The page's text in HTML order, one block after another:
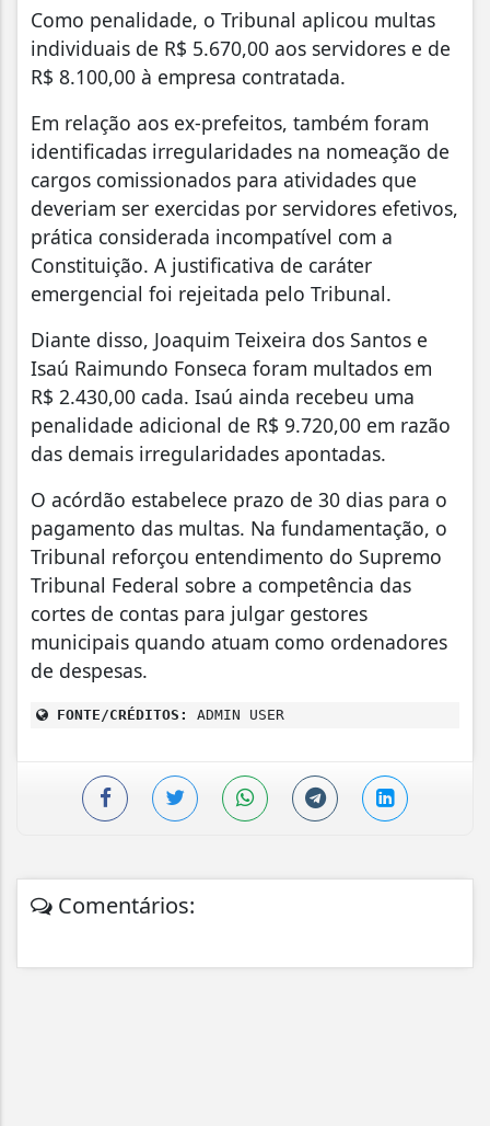
Como penalidade, o Tribunal aplicou multas
individuais de R$ 5.670,00 aos servidores e de
R$ 8.100,00 à empresa contratada.
Em relação aos ex-prefeitos, também foram
identificadas irregularidades na nomeação de
cargos comissionados para atividades que
deveriam ser exercidas por servidores efetivos,
prática considerada incompatível com a
Constituição. A justificativa de caráter
emergencial foi rejeitada pelo Tribunal.
Diante disso, Joaquim Teixeira dos Santos e
Isaú Raimundo Fonseca foram multados em
R$ 2.430,00 cada. Isaú ainda recebeu uma
penalidade adicional de R$ 9.720,00 em razão
das demais irregularidades apontadas.
O acórdão estabelece prazo de 30 dias para o
pagamento das multas. Na fundamentação, o
Tribunal reforçou entendimento do Supremo
Tribunal Federal sobre a competência das
cortes de contas para julgar gestores
municipais quando atuam como ordenadores
de despesas.
FONTE/CRÉDITOS: ADMIN USER
Comentários: